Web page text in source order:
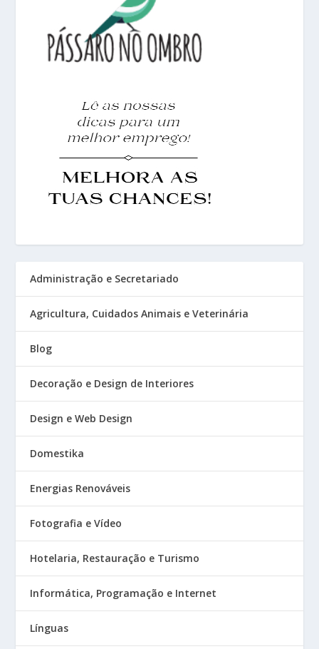
Administração e Secretariado
Agricultura, Cuidados Animais e Veterinária
Blog
Decoração e Design de Interiores
Design e Web Design
Domestika
Energias Renováveis
Fotografia e Vídeo
Hotelaria, Restauração e Turismo
Informática, Programação e Internet
Línguas